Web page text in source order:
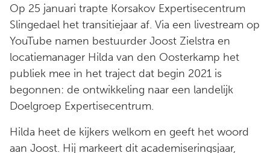
Op 25 januari trapte Korsakov Expertisecentrum
Slingedael het transitiejaar af. Via een livestream op
YouTube namen bestuurder Joost Zielstra en
locatiemanager Hilda van den Oosterkamp het
publiek mee in het traject dat begin 2021 is
begonnen: de ontwikkeling naar een landelijk
Doelgroep Expertisecentrum.
Hilda heet de kijkers welkom en geeft het woord
aan Joost. Hij markeert dit academiseringsjaar,